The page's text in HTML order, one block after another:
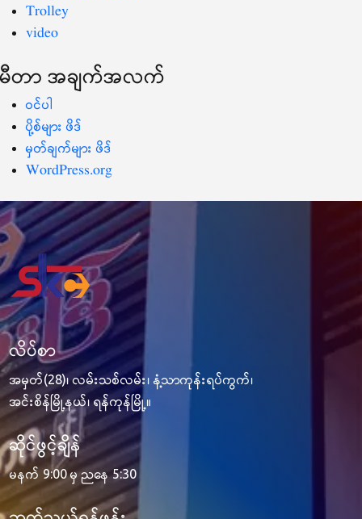
Trolley
video
မီတာ အချက်အလက်
ဝင်ပါ
ပို့စ်များ ဖိဒ်
မှတ်ချက်များ ဖိဒ်
WordPress.org
လိပ်စာ
အမှတ်(28)၊ လမ်းသစ်လမ်း၊ နံ့သာကုန်းရပ်ကွက်၊
အင်းစိန်မြို့နယ်၊ ရန်ကုန်မြို့။
ဆိုင်ဖွင့်ချိန်
မနက် 9:00 မှ ညနေ 5:30